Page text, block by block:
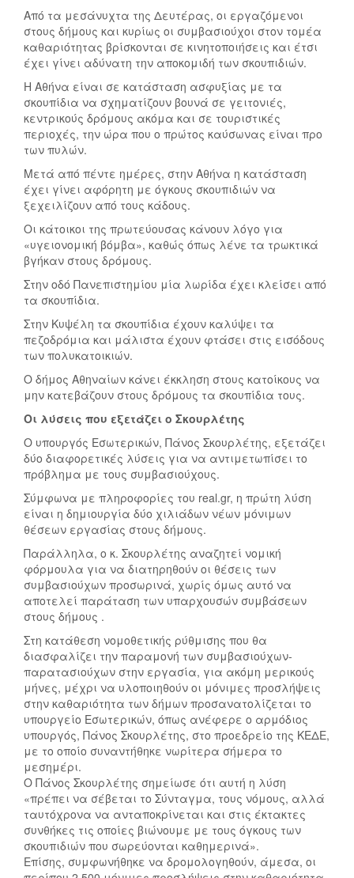
Από τα μεσάνυχτα της Δευτέρας, οι εργαζόμενοι
στους δήμους και κυρίως οι συμβασιούχοι στον τομέα
καθαριότητας βρίσκονται σε κινητοποιήσεις και έτσι
έχει γίνει αδύνατη την αποκομιδή των σκουπιδιών.
Η Αθήνα είναι σε κατάσταση ασφυξίας με τα
σκουπίδια να σχηματίζουν βουνά σε γειτονιές,
κεντρικούς δρόμους ακόμα και σε τουριστικές
περιοχές, την ώρα που ο πρώτος καύσωνας είναι προ
των πυλών.
Μετά από πέντε ημέρες, στην Αθήνα η κατάσταση
έχει γίνει αφόρητη με όγκους σκουπιδιών να
ξεχειλίζουν από τους κάδους.
Οι κάτοικοι της πρωτεύουσας κάνουν λόγο για
«υγειονομική βόμβα», καθώς όπως λένε τα τρωκτικά
βγήκαν στους δρόμους.
Στην οδό Πανεπιστημίου μία λωρίδα έχει κλείσει από
τα σκουπίδια.
Στην Κυψέλη τα σκουπίδια έχουν καλύψει τα
πεζοδρόμια και μάλιστα έχουν φτάσει στις εισόδους
των πολυκατοικιών.
Ο δήμος Αθηναίων κάνει έκκληση στους κατοίκους να
μην κατεβάζουν στους δρόμους τα σκουπίδια τους.
Οι λύσεις που εξετάζει ο Σκουρλέτης
Ο υπουργός Εσωτερικών, Πάνος Σκουρλέτης, εξετάζει
δύο διαφορετικές λύσεις για να αντιμετωπίσει το
πρόβλημα με τους συμβασιούχους.
Σύμφωνα με πληροφορίες του real.gr, η πρώτη λύση
είναι η δημιουργία δύο χιλιάδων νέων μόνιμων
θέσεων εργασίας στους δήμους.
Παράλληλα, ο κ. Σκουρλέτης αναζητεί νομική
φόρμουλα για να διατηρηθούν οι θέσεις των
συμβασιούχων προσωρινά, χωρίς όμως αυτό να
αποτελεί παράταση των υπαρχουσών συμβάσεων
στους δήμους .
Στη κατάθεση νομοθετικής ρύθμισης που θα
διασφαλίζει την παραμονή των συμβασιούχων-
παρατασιούχων στην εργασία, για ακόμη μερικούς
μήνες, μέχρι να υλοποιηθούν οι μόνιμες προσλήψεις
στην καθαριότητα των δήμων προσανατολίζεται το
υπουργείο Εσωτερικών, όπως ανέφερε ο αρμόδιος
υπουργός, Πάνος Σκουρλέτης, στο προεδρείο της ΚΕΔΕ,
με το οποίο συναντήθηκε νωρίτερα σήμερα το
μεσημέρι.
Ο Πάνος Σκουρλέτης σημείωσε ότι αυτή η λύση
«πρέπει να σέβεται το Σύνταγμα, τους νόμους, αλλά
ταυτόχρονα να ανταποκρίνεται και στις έκτακτες
συνθήκες τις οποίες βιώνουμε με τους όγκους των
σκουπιδιών που σωρεύονται καθημερινά».
Επίσης, συμφωνήθηκε να δρομολογηθούν, άμεσα, οι